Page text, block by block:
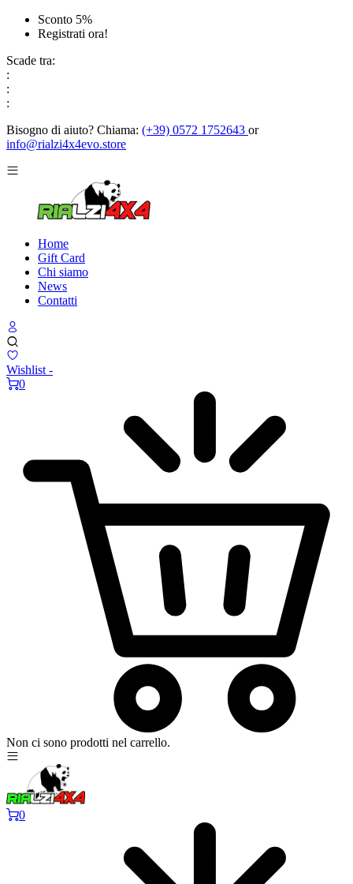
Sconto 5%
Registrati ora!
Scade tra:
:
:
:
Bisogno di aiuto? Chiama: (+39) 0572 1752643 or
info@rialzi4x4evo.store
Home
Gift Card
Chi siamo
News
Contatti
Wishlist -
0
Non ci sono prodotti nel carrello.
0